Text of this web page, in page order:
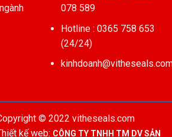
078 589
Hotline : 0365 758 653
(24/24)
© 2022 vitheseals.com
kế web: CÔNG TY TNHH TM DV SẢN